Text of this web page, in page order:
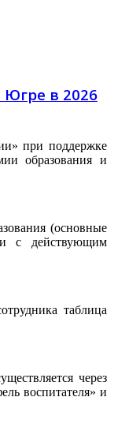
Югре в 2026
при поддержке
образования и
(основные
с действующим
таблица
через
воспитателя» и